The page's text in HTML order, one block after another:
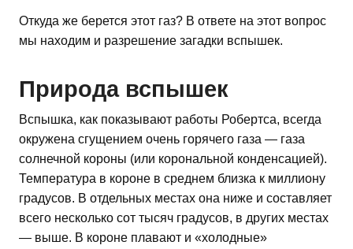
Откуда же берется этот газ? В ответе на этот вопрос
мы находим и разрешение загадки вспышек.
Природа вспышек
Вспышка, как показывают работы Робертса, всегда
окружена сгущением очень горячего газа — газа
солнечной короны (или корональной конденсацией).
Температура в короне в среднем близка к миллиону
градусов. В отдельных местах она ниже и составляет
всего несколько сот тысяч градусов, в других местах
— выше. В короне плавают и «холодные»